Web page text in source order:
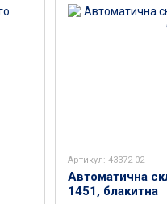
Артикул: 43372-02
Автоматична
1451, блакитна